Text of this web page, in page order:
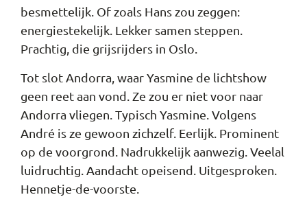
besmettelijk. Of zoals Hans zou zeggen:
energiestekelijk. Lekker samen steppen.
Prachtig, die grijsrijders in Oslo.
Tot slot Andorra, waar Yasmine de lichtshow
geen reet aan vond. Ze zou er niet voor naar
Andorra vliegen. Typisch Yasmine. Volgens
André is ze gewoon zichzelf. Eerlijk. Prominent
op de voorgrond. Nadrukkelijk aanwezig. Veelal
luidruchtig. Aandacht opeisend. Uitgesproken.
Hennetje-de-voorste.